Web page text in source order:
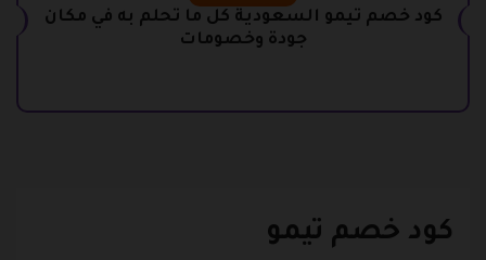
كود خصم تيمو السعودية كل ما تحلم به في مكان
جودة وخصومات
كود خصم تيمو